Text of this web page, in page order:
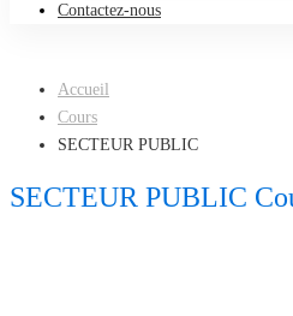
Contactez-nous
Accueil
Cours
SECTEUR PUBLIC
SECTEUR PUBLIC